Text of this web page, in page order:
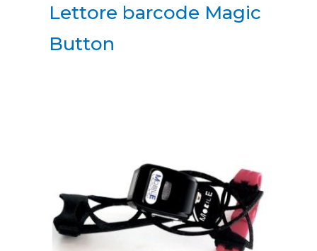
Lettore barcode Magic
Button